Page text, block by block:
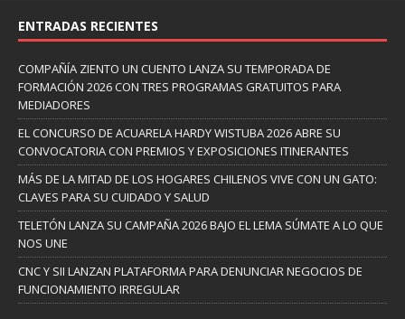
ENTRADAS RECIENTES
COMPAÑÍA ZIENTO UN CUENTO LANZA SU TEMPORADA DE
FORMACIÓN 2026 CON TRES PROGRAMAS GRATUITOS PARA
MEDIADORES
EL CONCURSO DE ACUARELA HARDY WISTUBA 2026 ABRE SU
CONVOCATORIA CON PREMIOS Y EXPOSICIONES ITINERANTES
MÁS DE LA MITAD DE LOS HOGARES CHILENOS VIVE CON UN GATO:
CLAVES PARA SU CUIDADO Y SALUD
TELETÓN LANZA SU CAMPAÑA 2026 BAJO EL LEMA SÚMATE A LO QUE
NOS UNE
CNC Y SII LANZAN PLATAFORMA PARA DENUNCIAR NEGOCIOS DE
FUNCIONAMIENTO IRREGULAR